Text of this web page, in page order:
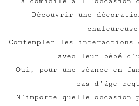
Découvrir une
Contempler les interactions
avec leur bébé
Oui, pour une séance en
pas d’âge
N’importe quelle